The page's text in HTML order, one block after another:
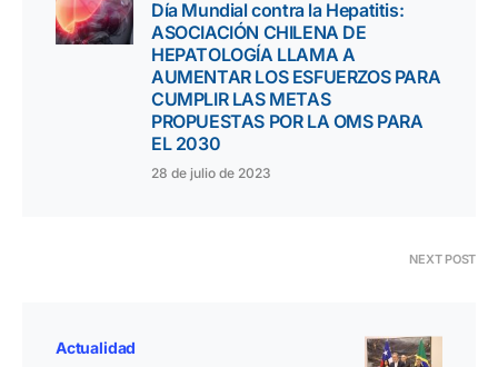
Día Mundial contra la Hepatitis:
ASOCIACIÓN CHILENA DE
HEPATOLOGÍA LLAMA A
AUMENTAR LOS ESFUERZOS PARA
CUMPLIR LAS METAS
PROPUESTAS POR LA OMS PARA
EL 2030
28 de julio de 2023
NEXT POST
Actualidad